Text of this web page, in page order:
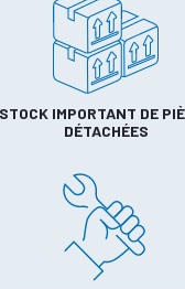
STOCK IMPORTANT DE
DÉTACHÉES